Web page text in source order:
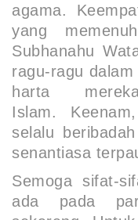
agama.
yang
Subhanahu
ragu-ragu
harta
Islam. Keenam
selalu
senantiasa
Semoga sifat-
ada pada